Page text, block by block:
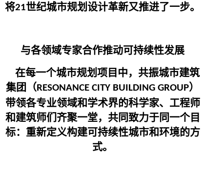
将21世纪城市规划设计革新又推进了一步。
与各领域专家合作推动可持续性发展
在每一个城市规划项目中，共振城市建筑
集团（ RESONANCE CITY BUILDING GROUP）
带领各专业领域和学术界的科学家、工程师
和建筑师们齐聚一堂，共同致力于同一个目
标：重新定义构建可持续性城市和环境的方
式。